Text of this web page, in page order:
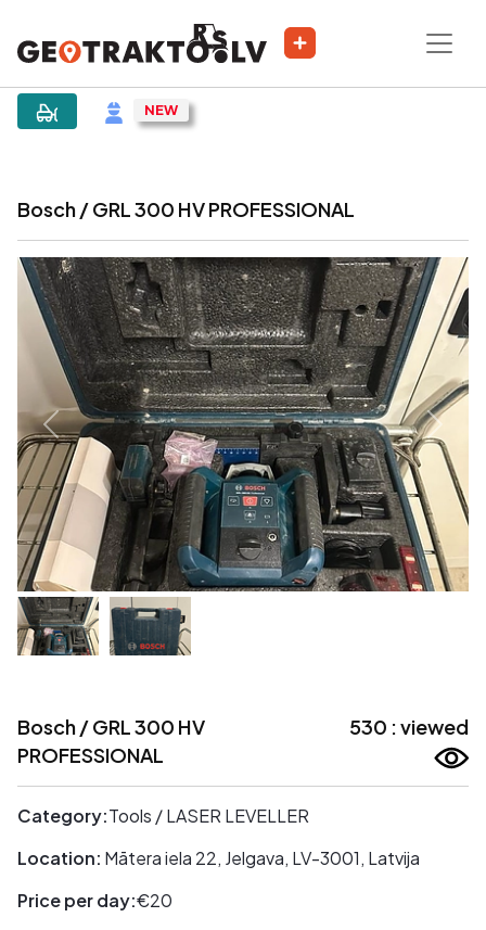
|Sludinājums
Bosch / GRL 300 HV PROFESSIONAL
Bosch / GRL 300 HV
PROFESSIONAL
530 : viewed
Category:Tools / LASER LEVELLER
Location: Mātera iela 22, Jelgava, LV-3001, Latvija
Price per day:€20